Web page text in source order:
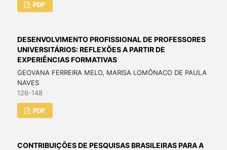
PDF
DESENVOLVIMENTO PROFISSIONAL DE PROFESSORES
UNIVERSITÁRIOS: REFLEXÕES A PARTIR DE
EXPERIÊNCIAS FORMATIVAS
GEOVANA FERREIRA MELO, MARISA LOMÔNACO DE PAULA
NAVES
126-148
PDF
CONTRIBUIÇÕES DE PESQUISAS BRASILEIRAS PARA A